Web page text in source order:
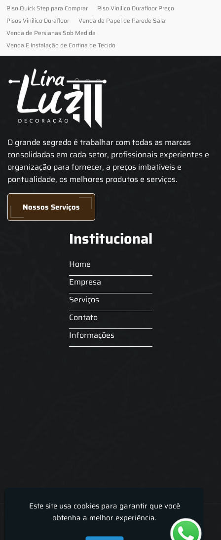
Piso Quick Step para Comprar
Piso Vinilico Durafloor Preço
Pisos Vinilico Durafloor
Venda de Papel de Parede Sala
Venda de Persianas Sob Medida
Venda E Instalação de Cortina de Tecido
O grande segredo é trabalhar com todas as marcas
consolidadas em cada setor, profissionais experientes e
organização para fornecer, a preços imbatíveis e
pontualidade, os melhores produtos e serviços.
Nossos Serviços
Institucional
Home
Empresa
Serviços
Contato
Informações
Lira Luz Decor - Cortinas sob medidas e persianas
Este site usa cookies para garantir que você
obtenha a melhor experiência.